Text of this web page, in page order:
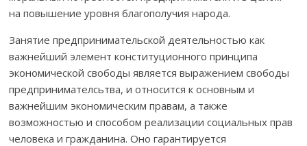
на повышение уровня благополучия народа.
Занятие предпринимательской деятельностью как
важней­ший элемент конституционного принципа
экономической свободы является выражением свободы
предпринимателсьтва, и относится к основным и
важнейшим экономическим правам, а также
возможностью и способом реализации социальных прав
человека и гражданина. Оно гарантируется